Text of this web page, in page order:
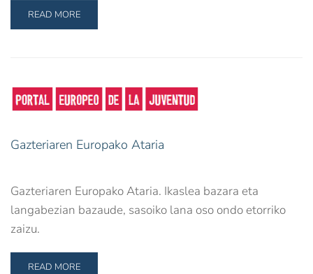
READ MORE
Gazteriaren Europako Ataria
Gazteriaren Europako Ataria. Ikaslea bazara eta
langabezian bazaude, sasoiko lana oso ondo etorriko
zaizu.
READ MORE